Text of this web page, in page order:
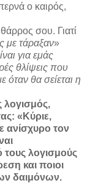
ο καιρός,
σου. Γιατί
με τάραξαν»
για εμάς
θλίψεις που
όταν θα σείεται η
λογισμός,
«Κύριε,
ανίσχυρο τον
τους λογισμούς
και ποιοι
δαιμόνων.